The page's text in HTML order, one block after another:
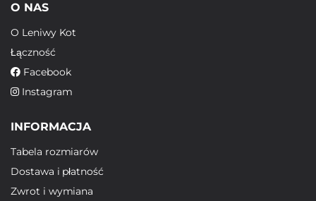
O NAS
O Leniwy Kot
Łączność
Facebook
Instagram
INFORMACJA
Tabela rozmiarów
Dostawa i płatność
Zwrot i wymiana